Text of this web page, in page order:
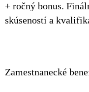
+ ročný bonus.
skúseností a
Zamestnanecké